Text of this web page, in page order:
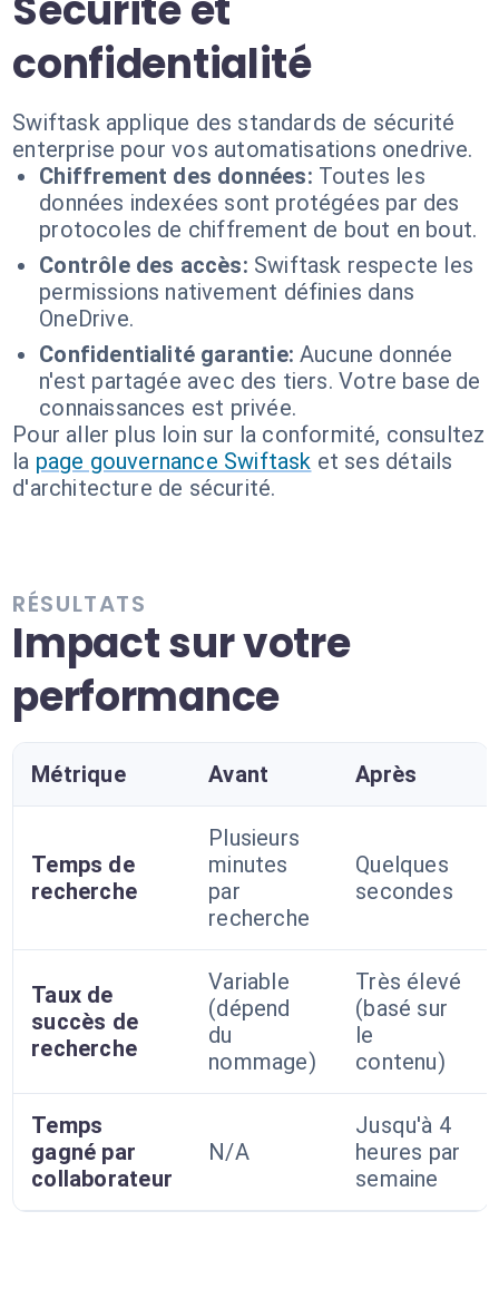
confidentialité
Swiftask applique des standards de sécurité
enterprise pour vos automatisations onedrive.
Chiffrement des données: Toutes les
données indexées sont protégées par des
protocoles de chiffrement de bout en bout.
Contrôle des accès: Swiftask respecte les
permissions nativement définies dans
OneDrive.
Confidentialité garantie: Aucune donnée
n'est partagée avec des tiers. Votre base de
connaissances est privée.
Pour aller plus loin sur la conformité, consultez
la page gouvernance Swiftask et ses détails
d'architecture de sécurité.
RÉSULTATS
Impact sur votre
performance
Métrique Avant Après
Temps de
recherche
Plusieurs
minutes
par
recherche
Quelques
secondes
Taux de
succès de
recherche
Variable
(dépend
du
nommage)
Très élevé
(basé sur
le
contenu)
Temps
gagné par
collaborateur
N/A
Jusqu'à 4
heures par
semaine